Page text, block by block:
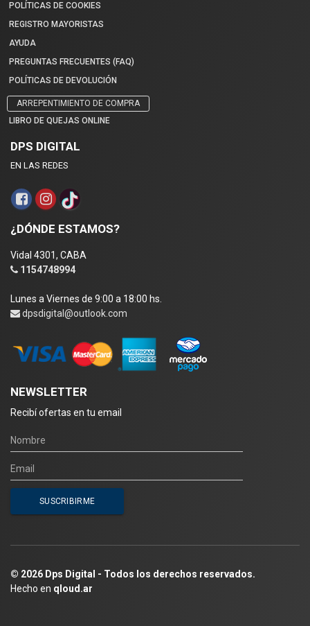
POLÍTICAS DE COOKIES
REGISTRO MAYORISTAS
AYUDA
PREGUNTAS FRECUENTES (FAQ)
POLÍTICAS DE DEVOLUCIÓN
ARREPENTIMIENTO DE COMPRA
LIBRO DE QUEJAS ONLINE
DPS DIGITAL
EN LAS REDES
¿DÓNDE ESTAMOS?
Vidal 4301, CABA
1154748994
Lunes a Viernes de 9:00 a 18:00 hs.
dpsdigital@outlook.com
NEWSLETTER
Recibí ofertas en tu email
© 2026 Dps Digital - Todos los derechos reservados.
Hecho en qloud.ar